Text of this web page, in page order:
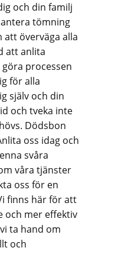
och din familj
tömning
att överväga alla
att anlita
processen
för alla
själv och din
och tveka inte
Dödsbon
oss idag och
svåra
våra tjänster
oss för en
finns här för att
och mer effektiv
ta hand om
och